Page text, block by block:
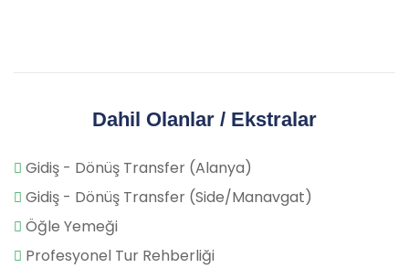
Dahil Olanlar / Ekstralar
Gidiş - Dönüş Transfer (Alanya)
Gidiş - Dönüş Transfer (Side/Manavgat)
Öğle Yemeği
Profesyonel Tur Rehberliği